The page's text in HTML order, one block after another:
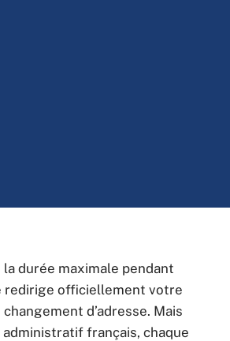
la durée maximale pendant
redirige officiellement votre
d’adresse. Mais
français, chaque